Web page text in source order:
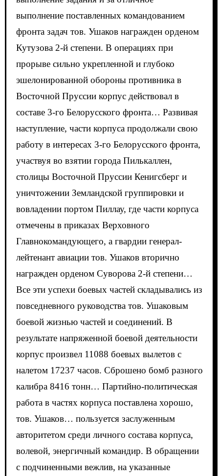
выполнение поставленных командованием
фронта задач тов. Ушаков награжден орденом
Кутузова 2-й степени. В операциях при
прорыве сильно укрепленной и глубоко
эшелонированной обороны противника в
Восточной Пруссии корпус действовал в
составе 3-го Белорусского фронта… Развивая
наступление, части корпуса продолжали свою
работу в интересах 3-го Белорусского фронта,
участвуя во взятии города Пилькаллен,
столицы Восточной Пруссии Кенигсберг и
уничтожении Земландской группировки и
вовладении портом Пиллау, где части корпуса
отмечены в приказах Верховного
Главнокомандующего, а гвардии генерал-
лейтенант авиации тов. Ушаков вторично
награжден орденом Суворова 2-й степени…
Все эти успехи боевых частей складывались из
повседневного руководства тов. Ушаковым
боевой жизнью частей и соединений. В
результате напряженной боевой деятельности
корпус произвел 11088 боевых вылетов с
налетом 17237 часов. Сброшено бомб разного
калибра 8416 тонн… Партийно-политическая
работа в частях корпуса поставлена хорошо,
тов. Ушаков… пользуется заслуженным
авторитетом среди личного состава корпуса,
волевой, энергичный командир. В обращении
с подчиненными вежлив, на указанные